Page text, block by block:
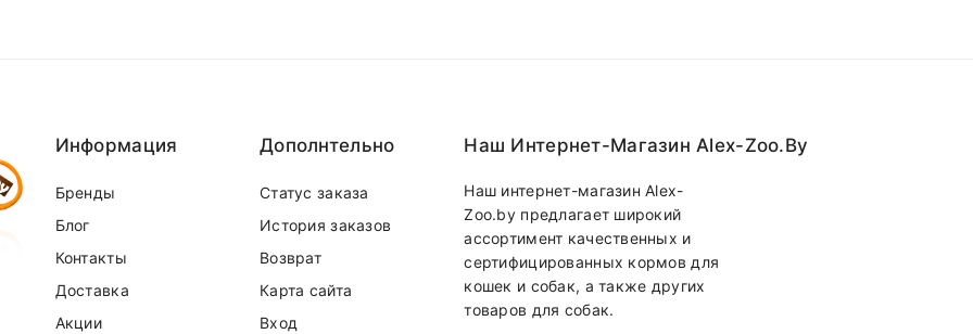
Информация
Бренды
Блог
Контакты
Доставка
Акции
Дополнтельно
Статус заказа
История заказов
Возврат
Карта сайта
Вход
Наш Интернет-Магазин Alex-Zoo.by
Наш интернет-магазин Alex-
Zoo.by предлагает широкий
ассортимент качественных и
сертифицированных кормов для
кошек и собак, а также других
товаров для собак.